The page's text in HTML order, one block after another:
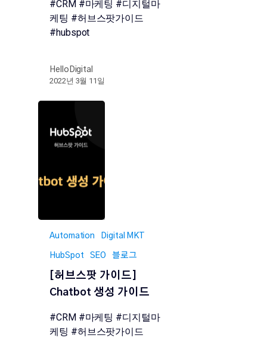
#CRM #마케팅 #디지털마
케팅 #허브스팟가이드
#hubspot
HelloDigital
2022년 3월 11일
Automation Digital MKT
HubSpot SEO 블로그
[허브스팟 가이드]
Chatbot 생성 가이드
#CRM #마케팅 #디지털마
케팅 #허브스팟가이드